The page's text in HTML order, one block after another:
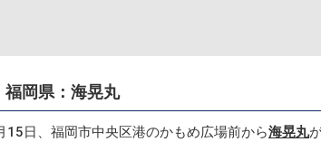
福岡県：海晃丸
15日、福岡市中央区港のかもめ広場前から海晃丸